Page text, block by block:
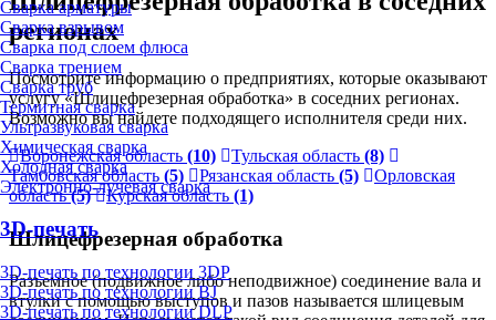
Сварка арматуры
Сварка взрывом
Сварка под слоем флюса
Сварка трением
Сварка труб
Термитная сварка
Ультразвуковая сварка
Химическая сварка
Холодная сварка
Электронно-лучевая сварка
3D-печать
3D-печать по технологии 3DP
3D-печать по технологии BJ
3D-печать по технологии DLP
регионах
Посмотрите информацию о предприятиях, которые оказывают
услугу «Шлицефрезерная обработка» в соседних регионах.
Возможно вы найдете подходящего исполнителя среди них.
Воронежская область (10) Тульская область (8)
Тамбовская область (5) Рязанская область (5)
Орловская
область(5) Курская область (1)
Шлицефрезерная обработка
Разъемное (подвижное либо неподвижное) соединение вала и
втулки с помощью выступов и пазов называется шлицевым